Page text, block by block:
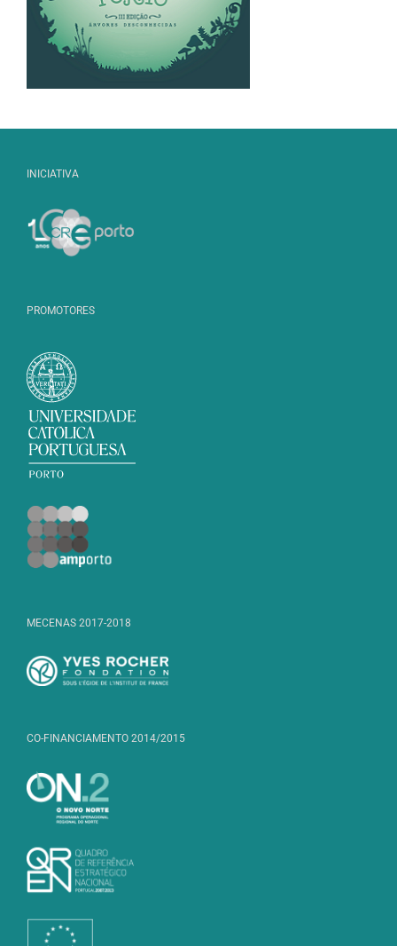
INICIATIVA
PROMOTORES
MECENAS 2017-2018
CO-FINANCIAMENTO 2014/2015